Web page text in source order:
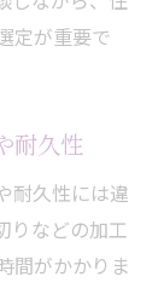
定が重要で
耐久性
耐久性には違
りなどの加工
間がかかりま